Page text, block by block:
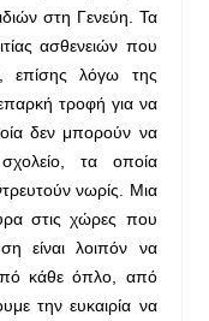
στη Γενεύη. Τα
ασθενειών που
επίσης λόγω της
τροφή για να
δεν μπορούν να
τα οποία
νωρίς. Μια
στις χώρες που
είναι λοιπόν να
κάθε όπλο, από
την ευκαιρία να